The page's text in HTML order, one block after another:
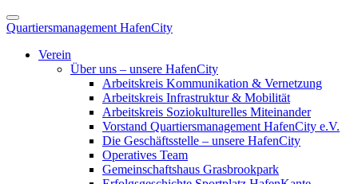
Quartiersmanagement HafenCity
Verein
Über uns – unsere HafenCity
Arbeitskreis Kommunikation & Vernetzung
Arbeitskreis Infrastruktur & Mobilität
Arbeitskreis Soziokulturelles Miteinander
Vorstand Quartiersmanagement HafenCity e.V.
Die Geschäftsstelle – unsere HafenCity
Operatives Team
Gemeinschaftshaus Grasbrookpark